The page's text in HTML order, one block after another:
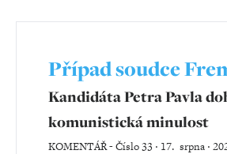
Případ soudce
Kandidáta Petra Pavla
komunistická minulost
KOMENTÁŘ-Číslo 33 ‧ 17. srpna ‧